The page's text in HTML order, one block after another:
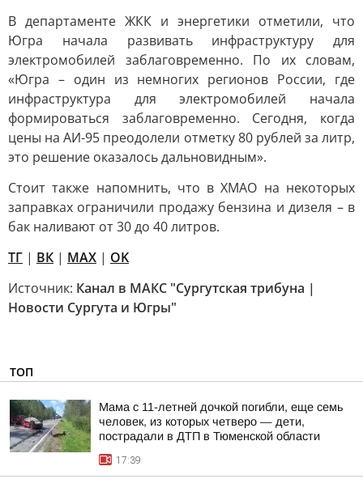
В департаменте ЖКК и энергетики отметили, что
Югра начала развивать инфраструктуру для
электромобилей заблаговременно. По их словам,
«Югра – один из немногих регионов России, где
инфраструктура для электромобилей начала
формироваться заблаговременно. Сегодня, когда
цены на АИ-95 преодолели отметку 80 рублей за литр,
это решение оказалось дальновидным».
Стоит также напомнить, что в ХМАО на некоторых
заправках ограничили продажу бензина и дизеля – в
бак наливают от 30 до 40 литров.
ТГ | ВК | MAX | OK
Источник: Канал в МАКС "Сургутская трибуна |
Новости Сургута и Югры"
ТОП
Мама с 11-летней дочкой погибли, еще семь
человек, из которых четверо — дети,
пострадали в ДТП в Тюменской области
17:39